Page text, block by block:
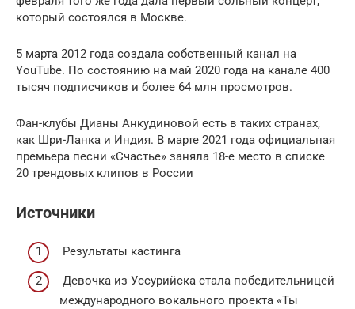
который состоялся в Москве.
5 марта 2012 года создала собственный канал на
YouTube. По состоянию на май 2020 года на канале 400
тысяч подписчиков и более 64 млн просмотров.
Фан-клубы Дианы Анкудиновой есть в таких странах,
как Шри-Ланка и Индия. В марте 2021 года официальная
премьера песни «Счастье» заняла 18-е место в списке
20 трендовых клипов в России
Источники
Результаты кастинга
Девочка из Уссурийска стала победительницей
международного вокального проекта «Ты